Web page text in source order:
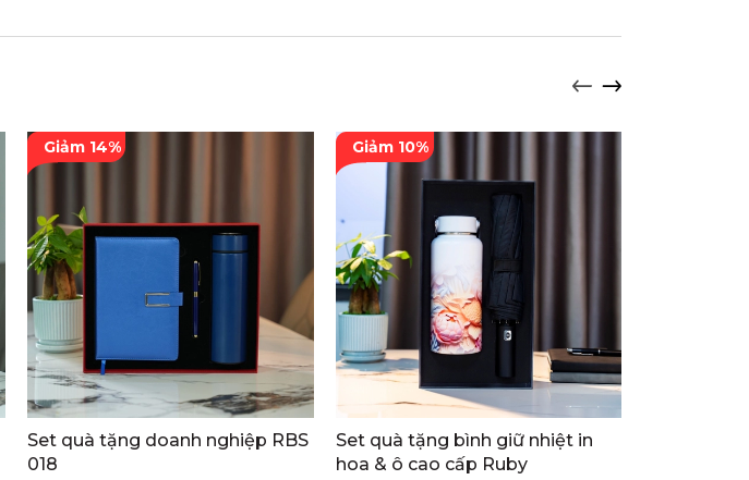
Giảm 14%
Set quà tặng doanh nghiệp RBS
018
Giảm 10%
Set quà tặng bình giữ nhiệt in
hoa & ô cao cấp Ruby